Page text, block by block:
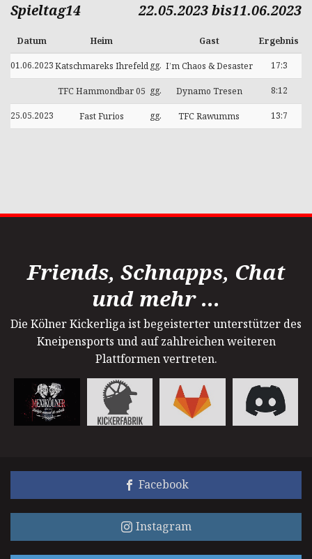
Spieltag14 22.05.2023 bis11.06.2023
Datum Heim Gast Ergebnis
01.06.2023Katschmareks Ihrefeldgg. I’m Chaos & Desaster 17:3
TFC Hammondbar 05 gg. Dynamo Tresen 8:12
25.05.2023 Fast Furios gg. TFC Rawumms 13:7
Friends, Schnapps, Chat
und mehr ...
Die Kölner Kickerliga ist begeisterter unterstützer des
Kneipensports und auf zahlreichen weiteren
Plattformen vertreten.
Facebook
Instagram